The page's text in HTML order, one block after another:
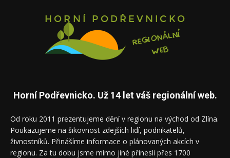
Horní Podřevnicko. Už 14 let váš regionální web.
Od roku 2011 prezentujeme dění v regionu na východ od Zlína.
Poukazujeme na šikovnost zdejších lidí, podnikatelů,
živnostníků. Přinášíme informace o plánovaných akcích v
regionu. Za tu dobu jsme mimo jiné přinesli přes 1700